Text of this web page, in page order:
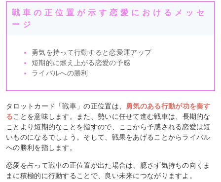
戦車の正位置が示す恋愛におけるメッセ
ージ
勇気を持って行動すると恋愛運アップ
短期的に燃え上がる恋愛の予感
ライバルへの勝利
タロットカード「戦車」の正位置は、 勇気のある行動が功を奏す
ることを意味します。また、勢いに任せて進む戦車は、長期的な
ことより短期的なことを指すので、ここから予感される恋愛は短
いものになるでしょう。そして、戦果をあげることからライバル
への勝利を指します。
恋愛を占って戦車の正位置が出た場合は、臆さず気持ちの向くま
まに積極的に行動することで、良い未来につながりますよ。